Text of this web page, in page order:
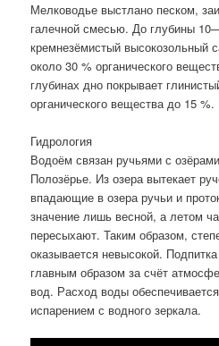
Мелководье выстлано песком,
галечной смесью. До глубины
кремнезёмистый высокозольный
около 30 % органического
глубинах дно покрывает
органического вещества до 15 %.
Гидрология
Водоём связан ручьями с
Полозёрье. Из озера вытекает
впадающие в озера ручьи и
значение лишь весной, а летом
пересыхают. Таким образом,
оказывается невысокой.
главным образом за счёт
вод. Расход воды
испарением с водного зеркала.